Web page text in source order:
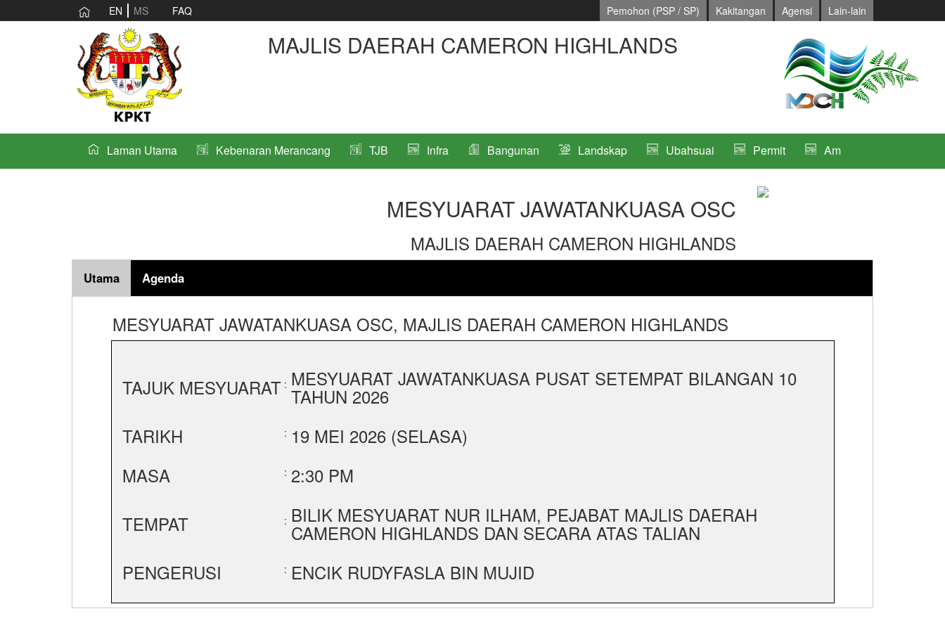
EN MS FAQ Lain-lain
Agensi
Kakitangan
Pemohon (PSP / SP)
MAJLIS DAERAH CAMERON HIGHLANDS
Laman Utama Kebenaran Merancang TJB Infra Bangunan Landskap Ubahsuai Permit Am
MESYUARAT JAWATANKUASA OSC
MAJLIS DAERAH CAMERON HIGHLANDS
Utama Agenda
MESYUARAT JAWATANKUASA OSC, MAJLIS DAERAH CAMERON HIGHLANDS
TAJUK MESYUARAT : MESYUARAT JAWATANKUASA PUSAT SETEMPAT BILANGAN 10
TAHUN 2026
TARIKH
: 19 MEI 2026 (SELASA)
MASA
: 2:30 PM
TEMPAT
: BILIK MESYUARAT NUR ILHAM, PEJABAT MAJLIS DAERAH
CAMERON HIGHLANDS DAN SECARA ATAS TALIAN
PENGERUSI
: ENCIK RUDYFASLA BIN MUJID